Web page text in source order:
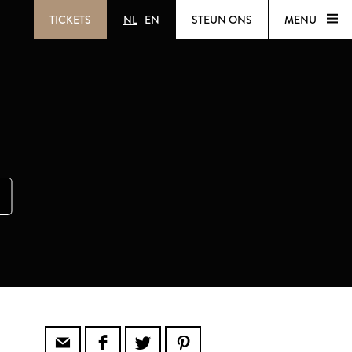
TICKETS NL | EN STEUN ONS MENU